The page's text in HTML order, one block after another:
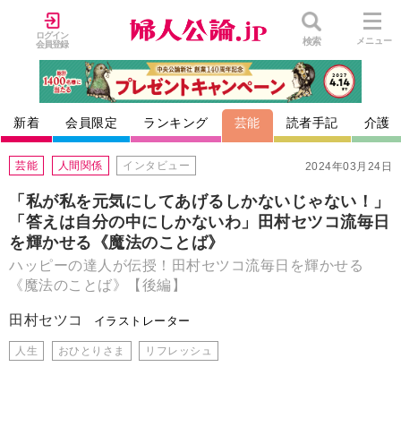
ログイン
会員登録
検索 メニュー
新着 会員限定 ランキング 芸能 読者手記 介護
2024年03月24日
芸能 人間関係 インタビュー
「私が私を元気にしてあげるしかないじゃない！」
「答えは自分の中にしかないわ」田村セツコ流毎日
を輝かせる《魔法のことば》
ハッピーの達人が伝授！田村セツコ流毎日を輝かせる
《魔法のことば》【後編】
田村セツコ イラストレーター
人生 おひとりさま リフレッシュ